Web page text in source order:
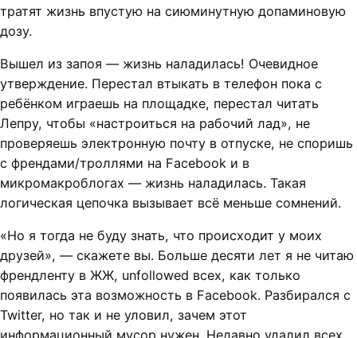
тратят жизнь впустую на сиюминутную допаминовую
дозу.
Вышел из запоя — жизнь наладилась! Очевидное
утверждение. Перестал втыкать в телефон пока с
ребёнком играешь на площадке, перестал читать
Лепру, чтобы «настроиться на рабочий лад», не
проверяешь электронную почту в отпуске, не споришь
с френдами/троллями на Facebook и в
микромакроблогах — жизнь наладилась. Такая
логическая цепочка вызывает всё меньше сомнений.
«Но я тогда не буду знать, что происходит у моих
друзей», — скажете вы. Больше десяти лет я не читаю
френдленту в ЖЖ, unfollowed всех, как только
появилась эта возможность в Facebook. Разбирался с
Twitter, но так и не уловил, зачем этот